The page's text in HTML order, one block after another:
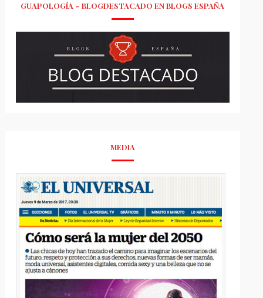
GUAPOLOGÍA – BLOGDESTACADO EN BLOGS ESPAÑA
MEDIA